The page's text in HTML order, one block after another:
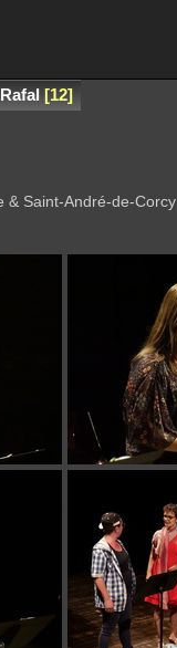
12
& Saint-André-de-Corcy